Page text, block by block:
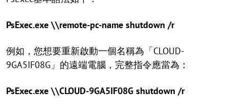
PsExec.exe \\remote-pc-name shutdown /r
例如，您想要重新啟動一個名稱為「CLOUD-
9GA5IF08G」的遠端電腦，完整指令應當為：
PsExec.exe \\CLOUD-9GA5IF08G shutdown /r